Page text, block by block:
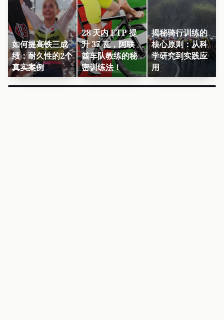
如何提高铁三成
绩：耐久性的2个
真实案例
28 天内 FTP 提
升 37 瓦，阿联
酋车队教练的秘
密训练法！
揭秘骑行训练的
核心原则：从科
学研究到实践应
用